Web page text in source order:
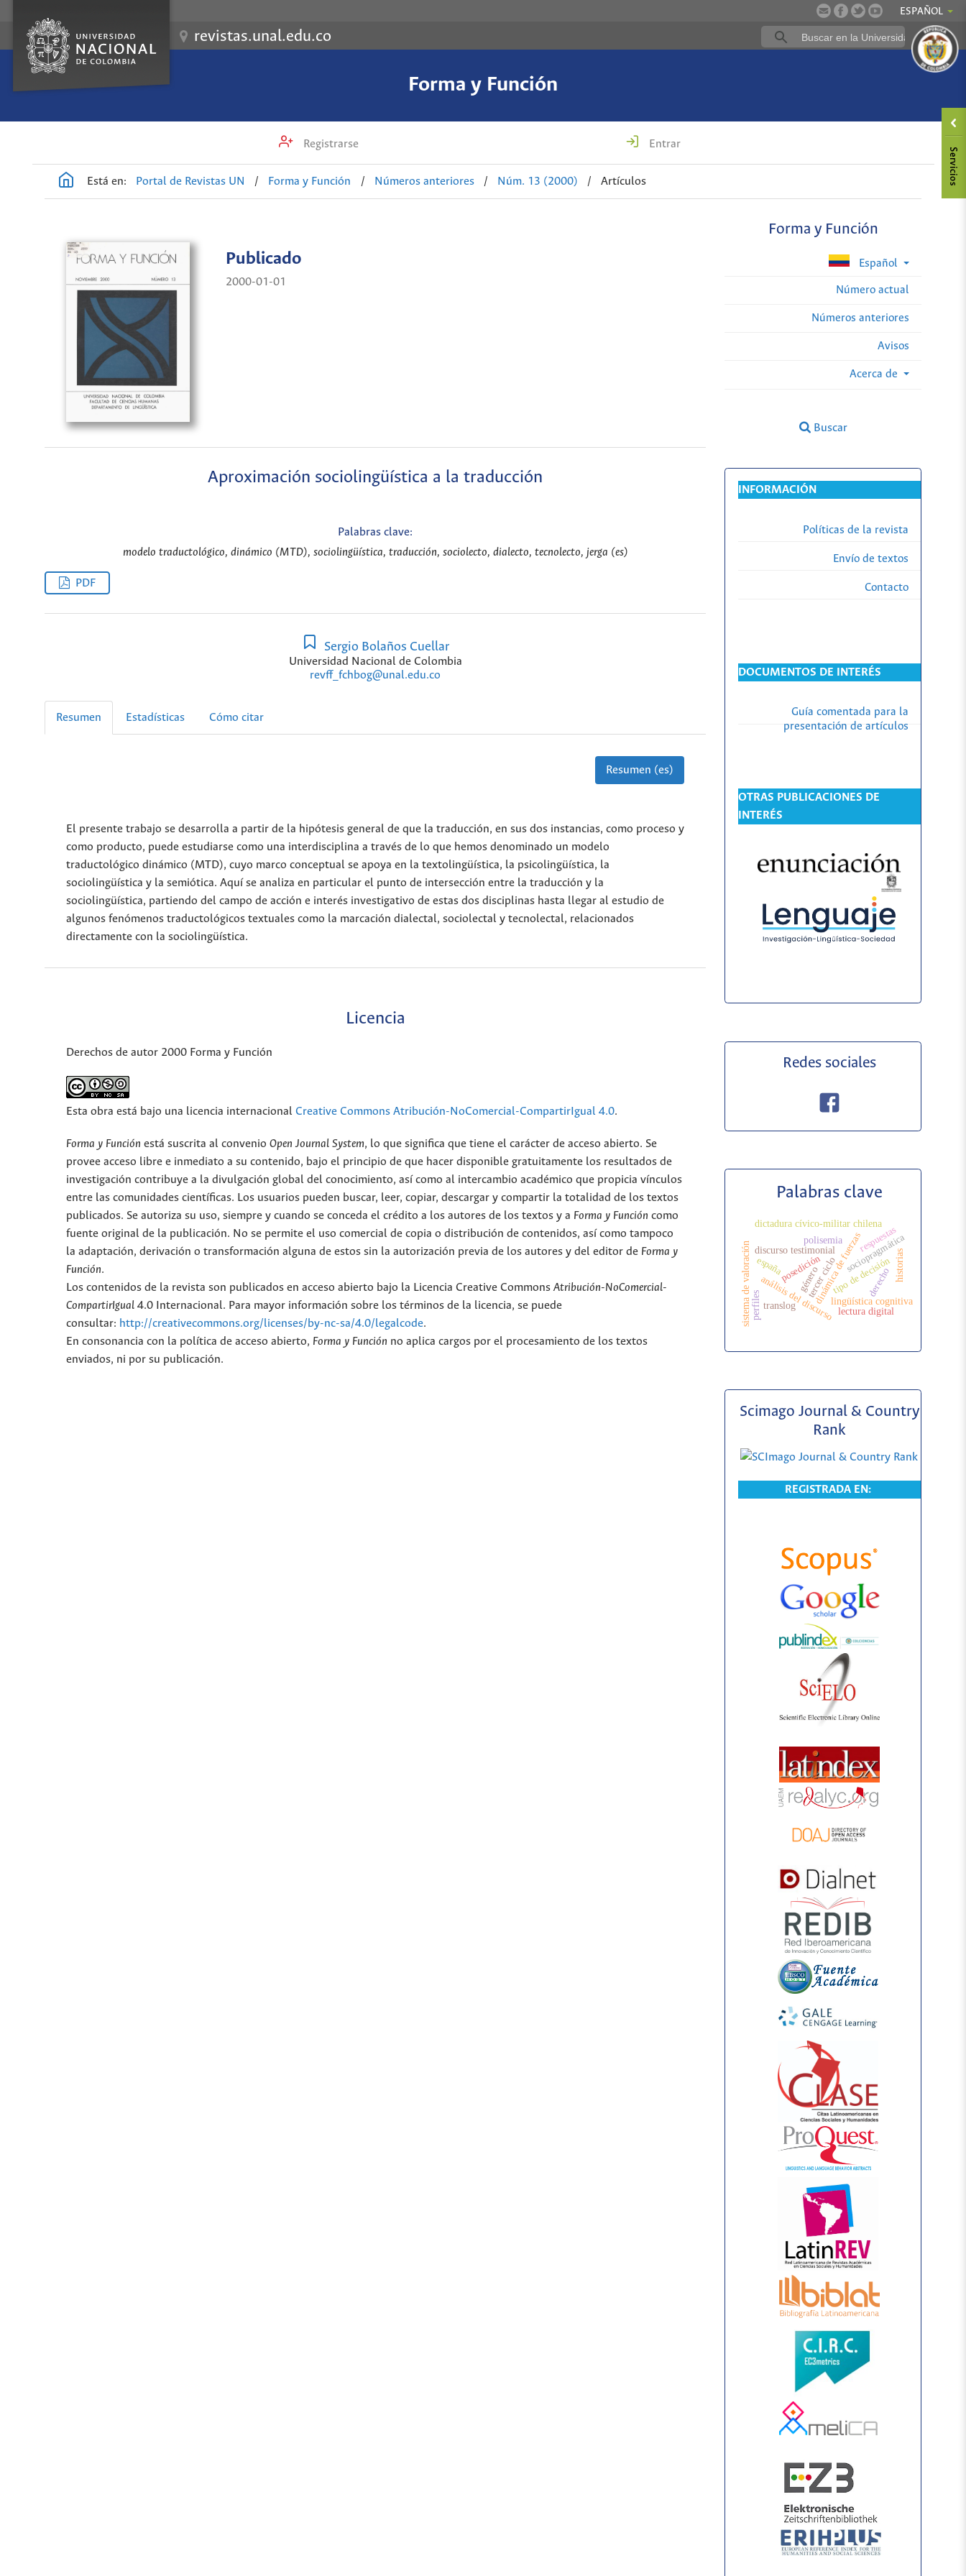
ESPAÑOL
revistas.unal.edu.co
Forma y Función
Registrarse Entrar
Está en: Portal de Revistas UN / Forma y Función / Números anteriores / Núm. 13 (2000) / Artículos
Forma y Función
Español
Número actual
Números anteriores
Avisos
Acerca de
Buscar
Publicado
2000-01-01
Aproximación sociolingüística a la traducción
Palabras clave:
modelo traductológico, dinámico (MTD), sociolingüística, traducción, sociolecto, dialecto, tecnolecto, jerga (es)
PDF
Sergio Bolaños Cuellar
Universidad Nacional de Colombia
revff_fchbog@unal.edu.co
Resumen Estadísticas Cómo citar
Resumen (es)
El presente trabajo se desarrolla a partir de la hipótesis general de que la traducción, en sus dos instancias, como proceso y
como producto, puede estudiarse como una interdisciplina a través de lo que hemos denominado un modelo
traductológico dinámico (MTD), cuyo marco conceptual se apoya en la textolingüística, la psicolingüística, la
sociolingüística y la semiótica. Aquí se analiza en particular el punto de intersección entre la traducción y la
sociolingüística, partiendo del campo de acción e interés investigativo de estas dos disciplinas hasta llegar al estudio de
algunos fenómenos traductológicos textuales como la marcación dialectal, sociolectal y tecnolectal, relacionados
directamente con la sociolingüística.
Licencia
Derechos de autor 2000 Forma y Función
Esta obra está bajo una licencia internacional Creative Commons Atribución-NoComercial-CompartirIgual 4.0.
Forma y Función está suscrita al convenio Open Journal System, lo que significa que tiene el carácter de acceso abierto. Se
provee acceso libre e inmediato a su contenido, bajo el principio de que hacer disponible gratuitamente los resultados de
investigación contribuye a la divulgación global del conocimiento, así como al intercambio académico que propicia vínculos
entre las comunidades científicas. Los usuarios pueden buscar, leer, copiar, descargar y compartir la totalidad de los textos
publicados. Se autoriza su uso, siempre y cuando se conceda el crédito a los autores de los textos y a Forma y Función como
fuente original de la publicación. No se permite el uso comercial de copia o distribución de contenidos, así como tampoco
la adaptación, derivación o transformación alguna de estos sin la autorización previa de los autores y del editor de Forma y
Función.
Los contenidos de la revista son publicados en acceso abierto bajo la Licencia Creative Commons Atribución-NoComercial-
CompartirIgual 4.0 Internacional. Para mayor información sobre los términos de la licencia, se puede
consultar: http://creativecommons.org/licenses/by-nc-sa/4.0/legalcode.
En consonancia con la política de acceso abierto, Forma y Función no aplica cargos por el procesamiento de los textos
enviados, ni por su publicación.
INFORMACIÓN
Políticas de la revista
Envío de textos
Contacto
DOCUMENTOS DE INTERÉS
Guía comentada para la
presentación de artículos
OTRAS PUBLICACIONES DE
INTERÉS
Redes sociales
Palabras clave
dinámica de fuerzas
discurso testimonial
dictadura cívico-militar chilena
lingüística cognitiva
análisis del discurso
posedición
translog
tipo de decisión
sistema de valoración sociopragmática
derecho
género historias
respuestas
lectura digital
perfiles
tercer ciclo
polisemia
españa
Scimago Journal & Country
Rank
REGISTRADA EN: